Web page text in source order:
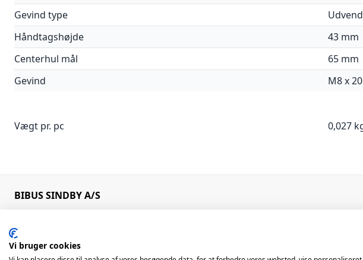
Gevind type
Håndtagshøjde
43 mm
Centerhul mål
65 mm
Gevind
M8 x
Vægt pr. pc 0,027
BIBUS SINDBY A/S
7100 Vejle
Denmark
Vi bruger cookies